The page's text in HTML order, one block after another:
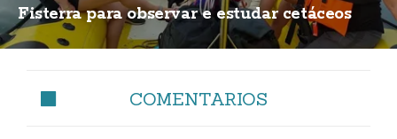
Fisterra para observar e estudar cetáceos
COMENTARIOS